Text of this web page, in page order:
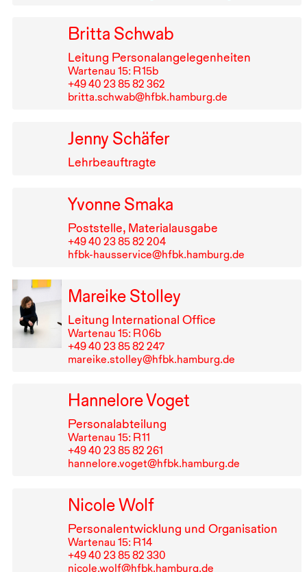
Britta Schwab
Leitung Personalangelegenheiten
Wartenau 15: R⁠ ⁠15b
+49⁠ ⁠40⁠ ⁠23⁠ ⁠85⁠ ⁠82⁠ ⁠362
britta.schwab@hfbk.hamburg.de
Jenny Schäfer
Lehrbeauftragte
Yvonne Smaka
Poststelle, Materialausgabe
+49⁠ ⁠40⁠ ⁠23⁠ ⁠85⁠ ⁠82⁠ ⁠204
hfbk-hausservice@hfbk.hamburg.de
Mareike Stolley
Leitung International Office
Wartenau 15: R⁠ ⁠06b
+49⁠ ⁠40⁠ ⁠23⁠ ⁠85⁠ ⁠82⁠ ⁠247
mareike.stolley@hfbk.hamburg.de
Hannelore Voget
Personalabteilung
Wartenau 15: R⁠ ⁠11
+49⁠ ⁠40⁠ ⁠23⁠ ⁠85⁠ ⁠82⁠ ⁠261
hannelore.voget@hfbk.hamburg.de
Nicole Wolf
Personalentwicklung und Organisation
Wartenau 15: R⁠ ⁠14
+49⁠ ⁠40⁠ ⁠23⁠ ⁠85⁠ ⁠82⁠ ⁠330
nicole.wolf@hfbk.hamburg.de